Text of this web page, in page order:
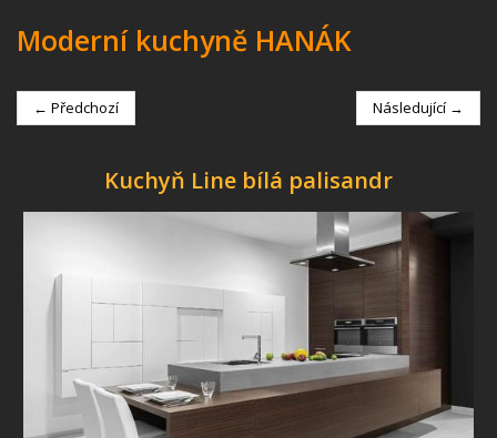
Moderní kuchyně HANÁK
← Předchozí Následující →
Kuchyň Line bílá palisandr